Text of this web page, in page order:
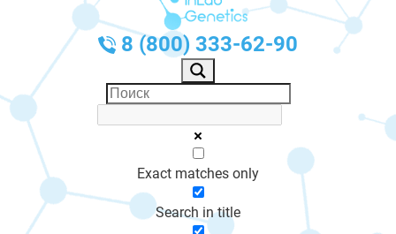
8 (800) 333-62-90
Exact matches only
Search in title